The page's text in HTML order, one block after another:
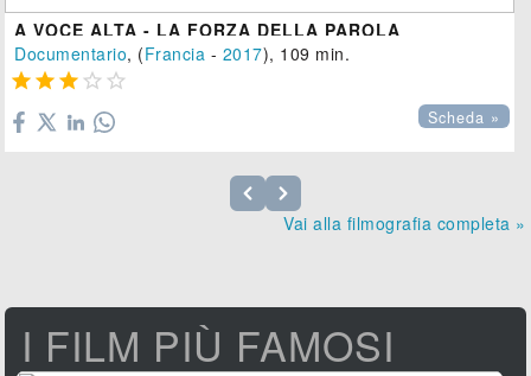
A VOCE ALTA - LA FORZA DELLA PAROLA
Documentario, (Francia - 2017), 109 min.
    
Scheda »
Vai alla filmografia completa »
I FILM PIÙ FAMOSI